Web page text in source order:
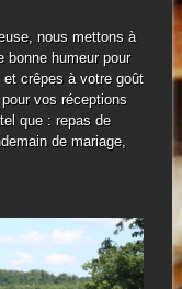
nous mettons à
bonne humeur pour
crêpes à votre goût
vos réceptions
que : repas de
de mariage,